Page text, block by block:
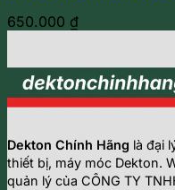
650.000 ₫
Dekton Chính Hãng là đại
thiết bị, máy móc Dekton.
quản lý của CÔNG TY